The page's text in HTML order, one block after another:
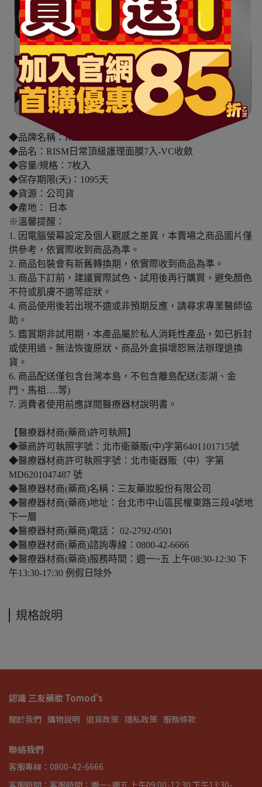
◆品牌名稱：RISM
◆品名：RISM日常頂級護理面膜7入-VC收斂
◆容量/規格：7枚入
◆保存期限(天)：1095天
◆貨源：公司貨
◆產地： 日本
※溫馨提醒：
1. 因電腦螢幕設定及個人觀感之差異，本賣場之商品圖片僅
供參考，依實際收到商品為準。
2. 商品包裝會有新舊轉換期，依實際收到商品為準。
3. 商品下訂前，建議實際試色、試用後再行購買，避免顏色
不符或肌膚不適等症狀。
4. 商品使用後若出現不適或非預期反應，請尋求專業醫師協
助。
5. 鑑賞期非試用期，本產品屬於私人消耗性產品，如已拆封
或使用過、無法恢復原狀、商品外盒損壞恕無法辦理退換
貨。
6. 商品配送僅包含台灣本島，不包含離島配送(澎湖、金
門、馬祖….等)
7. 消費者使用前應詳閱醫療器材說明書。
【醫療器材商(藥商)許可執照】
◆藥商許可執照字號：北市衛藥販(中)字第6401101715號
◆醫療器材商許可執照字號：北市衛器販（中）字第
MD6201047487 號
◆醫療器材商(藥商)名稱：三友藥妝股份有限公司
◆醫療器材商(藥商)地址：台北市中山區民權東路三段4號地
下一層
◆醫療器材商(藥商)電話： 02-2792-0501
◆醫療器材商(藥商)諮詢專線：0800-42-6666
◆醫療器材商(藥商)服務時間：週一~五 上午08:30-12:30 下
午13:30-17:30 例假日除外
規格說明
認識 三友藥妝 Tomod's
關於我們 購物說明 退貨政策 隱私政策 服務條款
聯絡我們
客服專線：0800-42-6666
客服時間：客服時間：週一~週五 上午09:00-12:30 下午13:30-